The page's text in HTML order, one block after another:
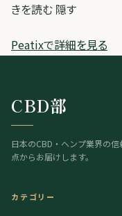
きを読む 隠す
Peatixで詳細を見る
CBD部
日本のCBD・ヘンプ業界の
点からお届けします。
カテゴリー